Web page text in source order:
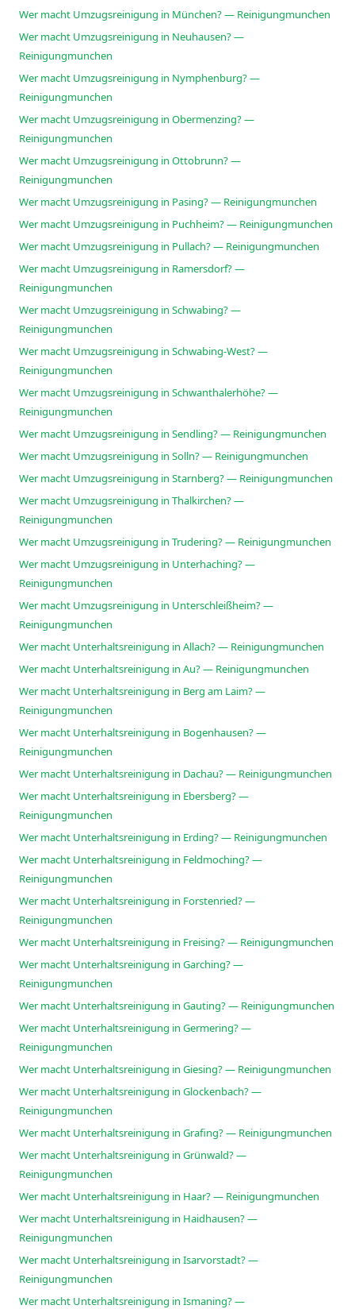
Wer macht Umzugsreinigung in München? — Reinigungmunchen
Wer macht Umzugsreinigung in Neuhausen? —
Reinigungmunchen
Wer macht Umzugsreinigung in Nymphenburg? —
Reinigungmunchen
Wer macht Umzugsreinigung in Obermenzing? —
Reinigungmunchen
Wer macht Umzugsreinigung in Ottobrunn? —
Reinigungmunchen
Wer macht Umzugsreinigung in Pasing? — Reinigungmunchen
Wer macht Umzugsreinigung in Puchheim? — Reinigungmunchen
Wer macht Umzugsreinigung in Pullach? — Reinigungmunchen
Wer macht Umzugsreinigung in Ramersdorf? —
Reinigungmunchen
Wer macht Umzugsreinigung in Schwabing? —
Reinigungmunchen
Wer macht Umzugsreinigung in Schwabing-West? —
Reinigungmunchen
Wer macht Umzugsreinigung in Schwanthalerhöhe? —
Reinigungmunchen
Wer macht Umzugsreinigung in Sendling? — Reinigungmunchen
Wer macht Umzugsreinigung in Solln? — Reinigungmunchen
Wer macht Umzugsreinigung in Starnberg? — Reinigungmunchen
Wer macht Umzugsreinigung in Thalkirchen? —
Reinigungmunchen
Wer macht Umzugsreinigung in Trudering? — Reinigungmunchen
Wer macht Umzugsreinigung in Unterhaching? —
Reinigungmunchen
Wer macht Umzugsreinigung in Unterschleißheim? —
Reinigungmunchen
Wer macht Unterhaltsreinigung in Allach? — Reinigungmunchen
Wer macht Unterhaltsreinigung in Au? — Reinigungmunchen
Wer macht Unterhaltsreinigung in Berg am Laim? —
Reinigungmunchen
Wer macht Unterhaltsreinigung in Bogenhausen? —
Reinigungmunchen
Wer macht Unterhaltsreinigung in Dachau? — Reinigungmunchen
Wer macht Unterhaltsreinigung in Ebersberg? —
Reinigungmunchen
Wer macht Unterhaltsreinigung in Erding? — Reinigungmunchen
Wer macht Unterhaltsreinigung in Feldmoching? —
Reinigungmunchen
Wer macht Unterhaltsreinigung in Forstenried? —
Reinigungmunchen
Wer macht Unterhaltsreinigung in Freising? — Reinigungmunchen
Wer macht Unterhaltsreinigung in Garching? —
Reinigungmunchen
Wer macht Unterhaltsreinigung in Gauting? — Reinigungmunchen
Wer macht Unterhaltsreinigung in Germering? —
Reinigungmunchen
Wer macht Unterhaltsreinigung in Giesing? — Reinigungmunchen
Wer macht Unterhaltsreinigung in Glockenbach? —
Reinigungmunchen
Wer macht Unterhaltsreinigung in Grafing? — Reinigungmunchen
Wer macht Unterhaltsreinigung in Grünwald? —
Reinigungmunchen
Wer macht Unterhaltsreinigung in Haar? — Reinigungmunchen
Wer macht Unterhaltsreinigung in Haidhausen? —
Reinigungmunchen
Wer macht Unterhaltsreinigung in Isarvorstadt? —
Reinigungmunchen
Wer macht Unterhaltsreinigung in Ismaning? —